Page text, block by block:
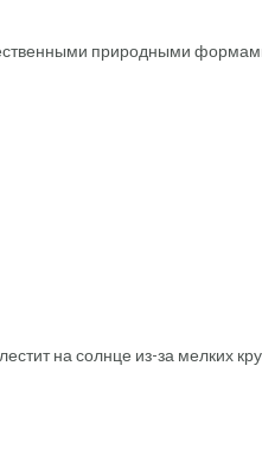
природными
на солнце из-за мелких